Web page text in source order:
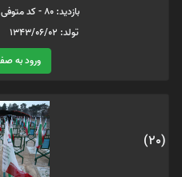
بازدید: 80 - کد متوفی: 5063105
تولد: 1343/06/02 فوت: 1363/12/22
ورود به
(20)